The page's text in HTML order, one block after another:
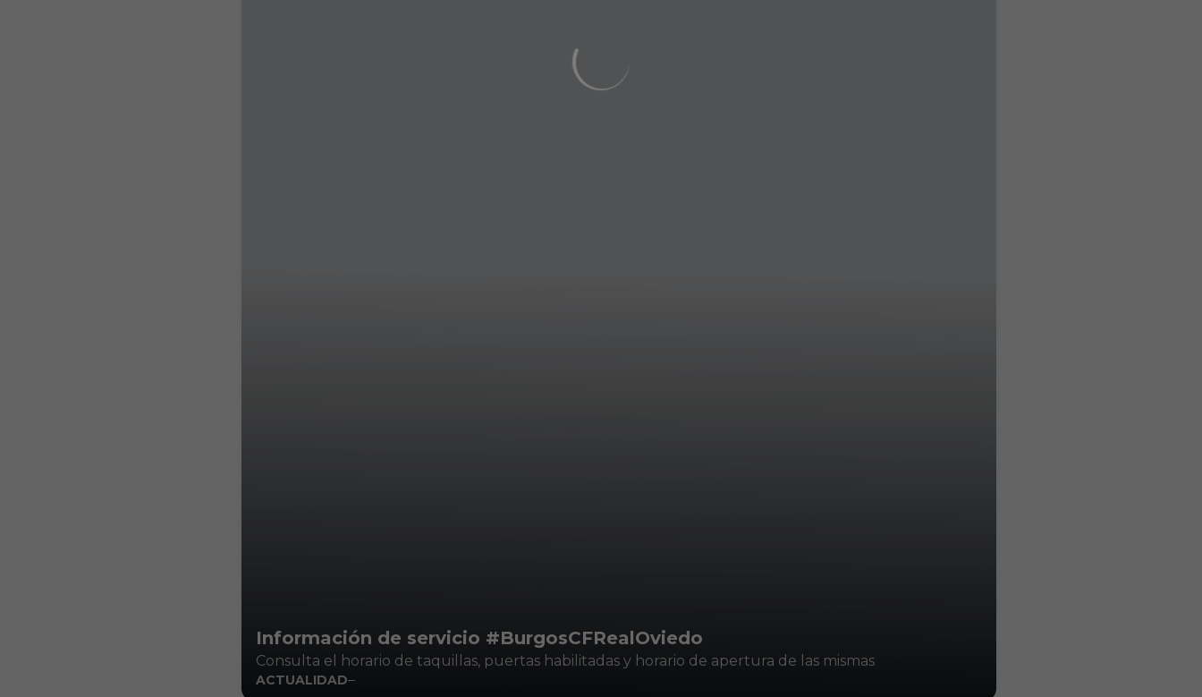
Información de servicio #BurgosCFRealOviedo
Consulta el horario de taquillas, puertas habilitadas y horario de apertura de las mismas
ACTUALIDAD